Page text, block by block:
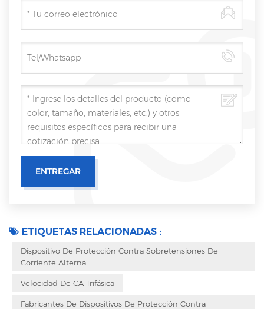
ETIQUETAS RELACIONADAS :
Dispositivo De Protección Contra Sobretensiones De
Corriente Alterna
Velocidad De CA Trifásica
Fabricantes De Dispositivos De Protección Contra